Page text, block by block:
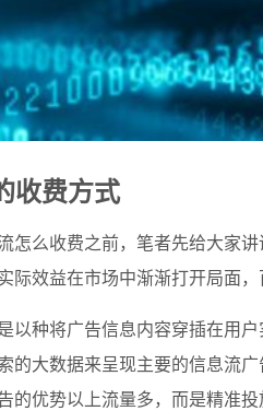
收费方式
么收费之前，笔者先给大家讲
际效益在市场中渐渐打开局面
种将广告信息内容穿插在用户
的大数据来呈现主要的信息流
的优势以上流量多，而是精准投